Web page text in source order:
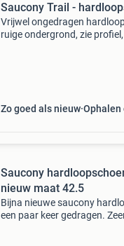
Saucony Trail -
Vrijwel ongedragen
ruige ondergrond, zie
Zo goed als nieuw Ophalen
Saucony
nieuw maat 42.5
Bijna nieuwe saucony
een paar keer gedragen.